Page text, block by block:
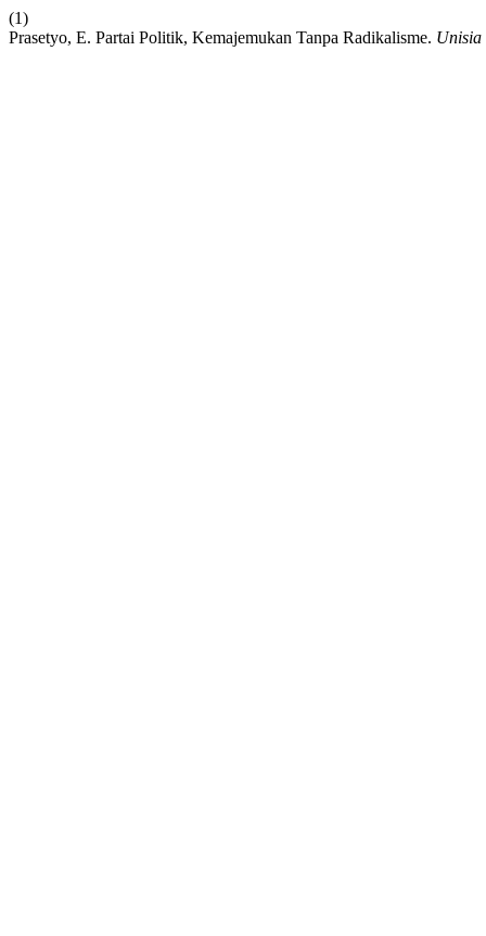
(1)
Prasetyo, E. Partai Politik, Kemajemukan Tanpa Radikalisme. Unisia